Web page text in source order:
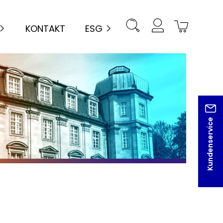
KONTAKT ESG
Kundenservice